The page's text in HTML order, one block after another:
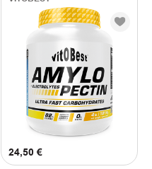
24,50 €